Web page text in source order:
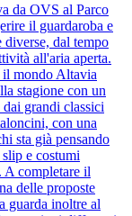
da OVS al Parco
il guardaroba e
diverse, dal tempo
all'aria aperta.
mondo Altavia
stagione con un
grandi classici
con una
sta già pensando
e costumi
A completare il
delle proposte
guarda inoltre al